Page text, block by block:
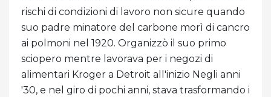
rischi di condizioni di lavoro non sicure quando
suo padre minatore del carbone morì di cancro
ai polmoni nel 1920. Organizzò il suo primo
sciopero mentre lavorava per i negozi di
alimentari Kroger a Detroit all'inizio Negli anni
'30, e nel giro di pochi anni, stava trasformando i